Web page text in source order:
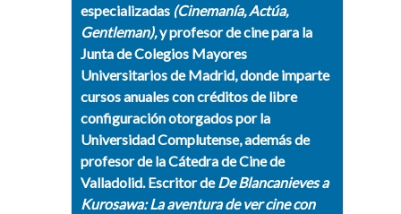
especializadas (Cinemanía, Actúa,
Gentleman),y profesor de cine para la
Junta de Colegios Mayores
Universitarios de Madrid, donde imparte
cursos anuales con créditos de libre
configuración otorgados por la
Universidad Complutense, además de
profesor de la Cátedra de Cine de
Valladolid. Escritor deDe Blancanieves a
Kurosawa: La aventura de ver cine con